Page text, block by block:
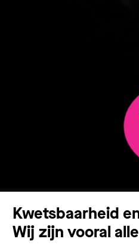
Kwetsbaarheid
Wij zijn vooral